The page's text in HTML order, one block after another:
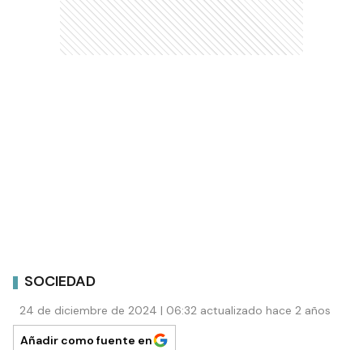
SOCIEDAD
24 de diciembre de 2024 | 06:32 actualizado hace 2 años
Añadir como fuente en